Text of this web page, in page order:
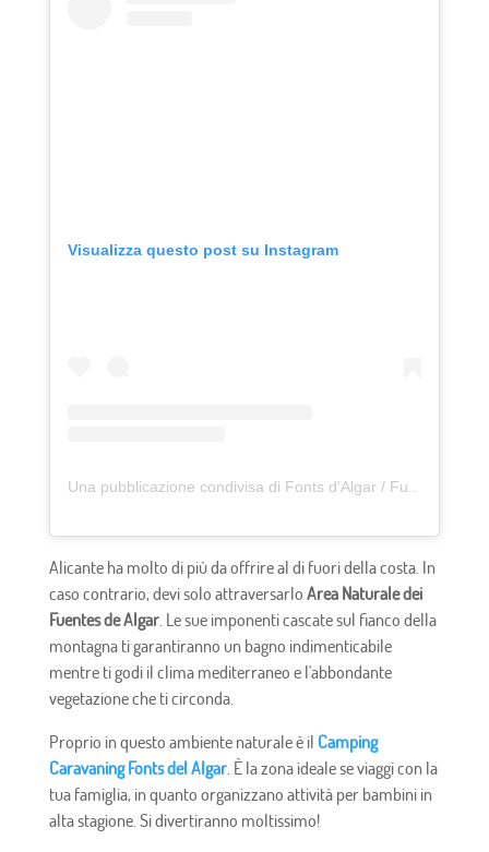
Visualizza questo post su Instagram
Alicante ha molto di più da offrire al di fuori della costa. In
caso contrario, devi solo attraversarlo Area Naturale dei
Fuentes de Algar. Le sue imponenti cascate sul fianco della
montagna ti garantiranno un bagno indimenticabile
mentre ti godi il clima mediterraneo e l'abbondante
vegetazione che ti circonda.
Proprio in questo ambiente naturale è il Camping
Caravaning Fonts del Algar. È la zona ideale se viaggi con la
tua famiglia, in quanto organizzano attività per bambini in
alta stagione. Si divertiranno moltissimo!